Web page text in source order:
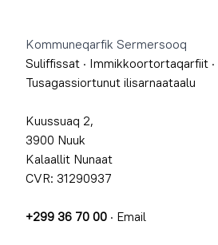
Kommuneqarfik Sermersooq
Suliffissat · Immikkoortortaqarfiit ·
Tusagassiortunut ilisarnaataalu
Kuussuaq 2,
3900 Nuuk
Kalaallit Nunaat
CVR: 31290937
+299 36 70 00 · Email